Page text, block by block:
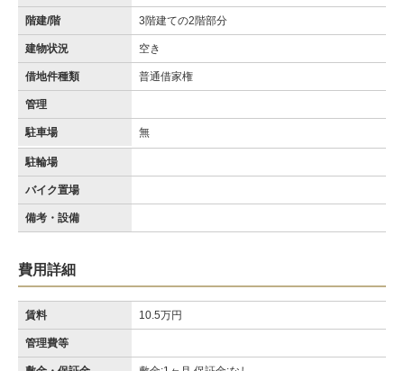
階建/階 3階建ての2階部分
建物状況 空き
借地件種類 普通借家権
管理
駐車場 無
駐輪場
バイク置場
備考・設備
費用詳細
賃料 10.5万円
管理費等